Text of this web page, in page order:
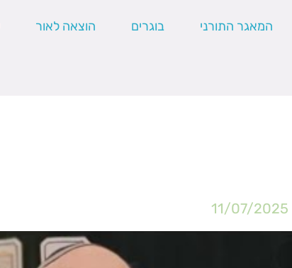
המאגר התורני בוגרים הוצאה לאור
11/07/2025